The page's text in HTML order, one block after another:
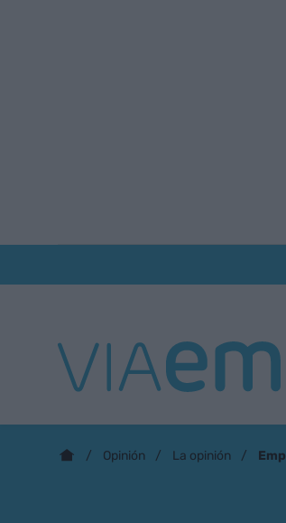
Opinión La opinión